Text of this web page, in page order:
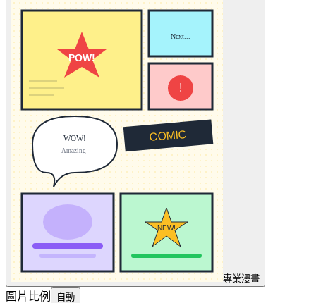
專業漫畫
圖片比例 自動